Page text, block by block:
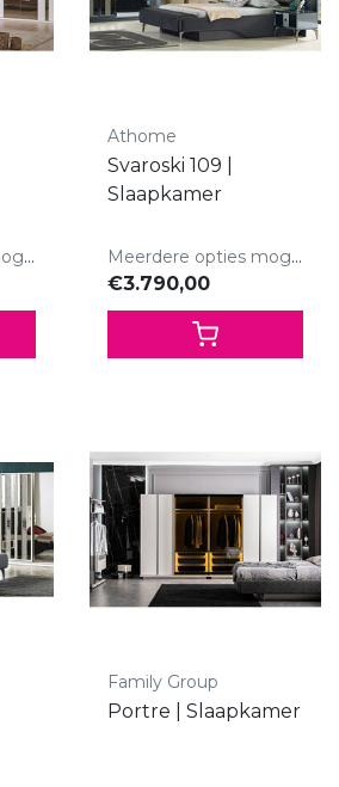
Meerdere opties mogelijk.
Athome
Svaroski 109 |
Slaapkamer
Meerdere opties mogelijk.
€3.790,00
Family Group
Portre | Slaapkamer